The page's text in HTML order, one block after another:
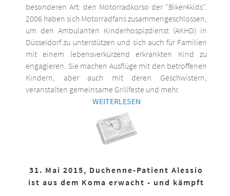
besonderen Art: den Motorradkorso der "Biker4kids".
2006 haben sich Motorradfans zusammengeschlossen,
um den Ambulanten Kinderhospizdienst (AKHD) in
Düsseldorf zu unterstützen und sich auch für Familien
mit einem lebensverkürzend erkrankten Kind zu
engagieren. Sie machen Ausflüge mit den betroffenen
Kindern, aber auch mit deren Geschwistern,
veranstalten gemeinsame Grillfeste und mehr.
WEITERLESEN
31. Mai 2015, Duchenne-Patient Alessio
ist aus dem Koma erwacht - und kämpft